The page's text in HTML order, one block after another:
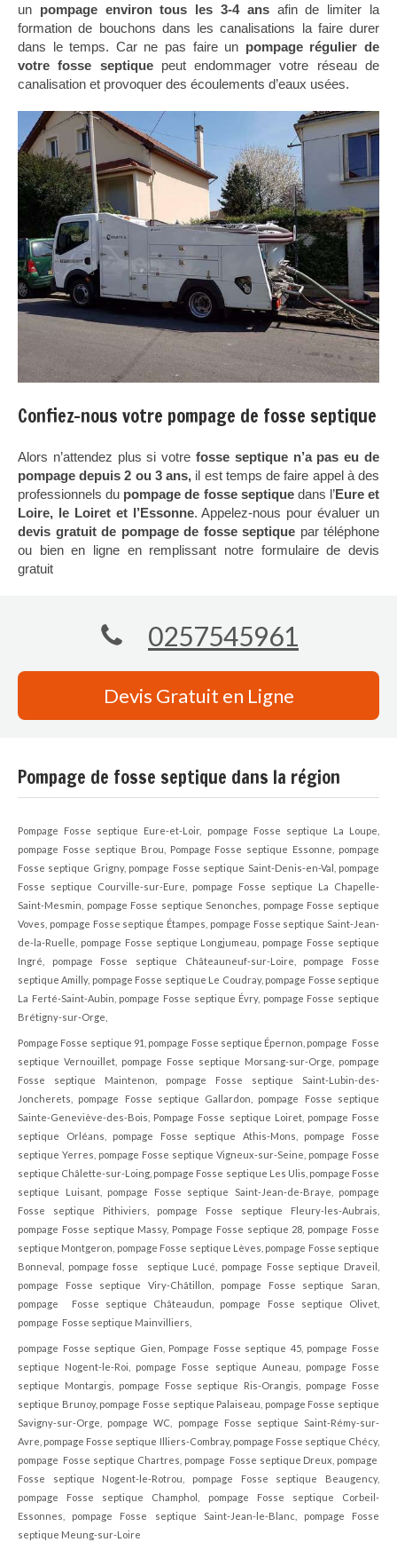
un pompage environ tous les 3-4 ansafin de limiter la
formation de bouchons dans les canalisations la faire durer
dans le temps. Car ne pas faire un pompage régulier de
votre fosse septiquepeut endommager votre réseau de
canalisation et provoquer des écoulements d’eaux usées.
Confiez-nous votre pompage de fosse septique
Alors n’attendez plus si votre fosse septique n’a pas eu de
pompage depuis 2 ou 3 ans, il est temps de faire appel à des
professionnels du pompage de fosse septiquedans l’Eure et
Loire, le Loiret et l’Essonne. Appelez-nous pour évaluer un
devis gratuit de pompage de fosse septique par téléphone
ou bien en ligne en remplissant notre formulaire de devis
gratuit
0257545961
Devis Gratuit en Ligne
Pompage de fosse septique dans la région
Pompage Fosse septique Eure-et-Loir, pompage Fosse septique La Loupe,
pompage Fosse septique Brou, Pompage Fosse septique Essonne, pompage
Fosse septique Grigny, pompage Fosse septique Saint-Denis-en-Val, pompage
Fosse septique Courville-sur-Eure, pompage Fosse septique La Chapelle-
Saint-Mesmin, pompage Fosse septique Senonches, pompage Fosse septique
Voves, pompage Fosse septique Étampes, pompage Fosse septique Saint-Jean-
de-la-Ruelle, pompage Fosse septique Longjumeau, pompage Fosse septique
Ingré, pompage Fosse septique Châteauneuf-sur-Loire, pompage Fosse
septique Amilly, pompage Fosse septique Le Coudray, pompage Fosse septique
La Ferté-Saint-Aubin, pompage Fosse septique Évry, pompage Fosse septique
Brétigny-sur-Orge,
Pompage Fosse septique 91, pompage Fosse septique Épernon, pompage Fosse
septique Vernouillet, pompage Fosse septique Morsang-sur-Orge, pompage
Fosse septique Maintenon, pompage Fosse septique Saint-Lubin-des-
Joncherets, pompage Fosse septique Gallardon, pompage Fosse septique
Sainte-Geneviève-des-Bois, Pompage Fosse septique Loiret, pompage Fosse
septique Orléans, pompage Fosse septique Athis-Mons, pompage Fosse
septique Yerres, pompage Fosse septique Vigneux-sur-Seine, pompage Fosse
septique Châlette-sur-Loing, pompage Fosse septique Les Ulis, pompage Fosse
septique Luisant, pompage Fosse septique Saint-Jean-de-Braye, pompage
Fosse septique Pithiviers, pompage Fosse septique Fleury-les-Aubrais,
pompage Fosse septique Massy, Pompage Fosse septique 28, pompage Fosse
septique Montgeron, pompage Fosse septique Lèves, pompage Fosse septique
Bonneval, pompage fosse septique Lucé, pompage Fosse septique Draveil,
pompage Fosse septique Viry-Châtillon, pompage Fosse septique Saran,
pompage Fosse septique Châteaudun, pompage Fosse septique Olivet,
pompage Fosse septique Mainvilliers,
pompage Fosse septique Gien, Pompage Fosse septique 45, pompage Fosse
septique Nogent-le-Roi, pompage Fosse septique Auneau, pompage Fosse
septique Montargis, pompage Fosse septique Ris-Orangis, pompage Fosse
septique Brunoy, pompage Fosse septique Palaiseau, pompage Fosse septique
Savigny-sur-Orge, pompage WC, pompage Fosse septique Saint-Rémy-sur-
Avre, pompage Fosse septique Illiers-Combray, pompage Fosse septique Chécy,
pompage Fosse septique Chartres, pompage Fosse septique Dreux, pompage
Fosse septique Nogent-le-Rotrou, pompage Fosse septique Beaugency,
pompage Fosse septique Champhol, pompage Fosse septique Corbeil-
Essonnes, pompage Fosse septique Saint-Jean-le-Blanc, pompage Fosse
septique Meung-sur-Loire